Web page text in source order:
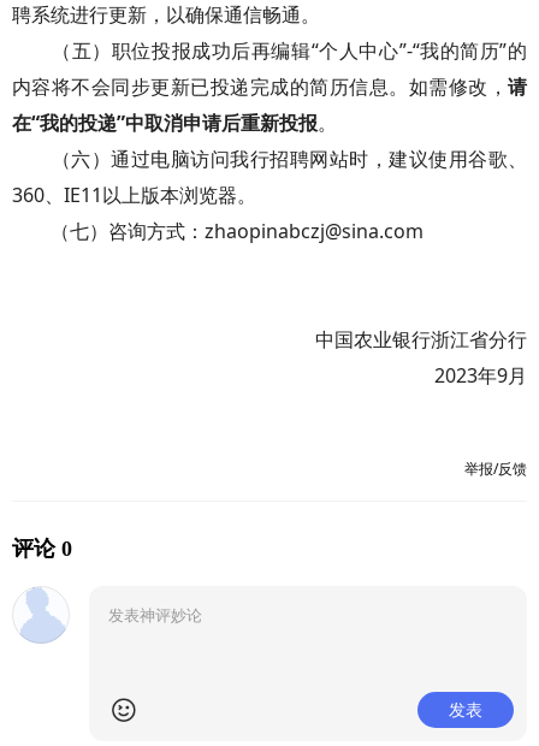
聘系统进行更新，以确保通信畅通。
（五）职位投报成功后再编辑“个人中心”-“我的简历”的
内容将不会同步更新已投递完成的简历信息。如需修改， 请
在“我的投递”中取消申请后重新投报。
（六）通过电脑访问我行招聘网站时，建议使用谷歌、
360、IE11以上版本浏览器。
（七）咨询方式：zhaopinabczj@sina.com
中国农业银行浙江省分行
2023年9月
举报/反馈
评论 0
发表